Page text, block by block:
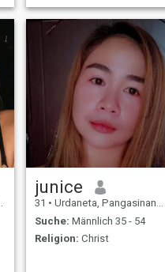
junice
31 • Urdaneta, Pangasinan, Philippinen
Suche: Männlich 35 - 54
Religion: Christ